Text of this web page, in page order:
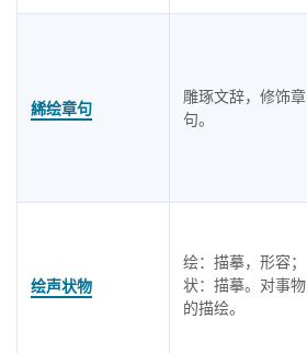
絺绘章句
雕琢文辞，修饰章
句。
绘声状物
绘：描摹，形容；
状：描摹。对事物
的描绘。